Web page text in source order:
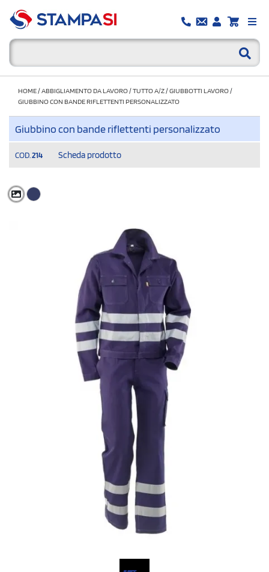
HOME/ABBIGLIAMENTO DA LAVORO/TUTTO A/Z/GIUBBOTTI LAVORO/
GIUBBINO CON BANDE RIFLETTENTI PERSONALIZZATO
Giubbino con bande riflettenti personalizzato
COD. 214 Scheda prodotto